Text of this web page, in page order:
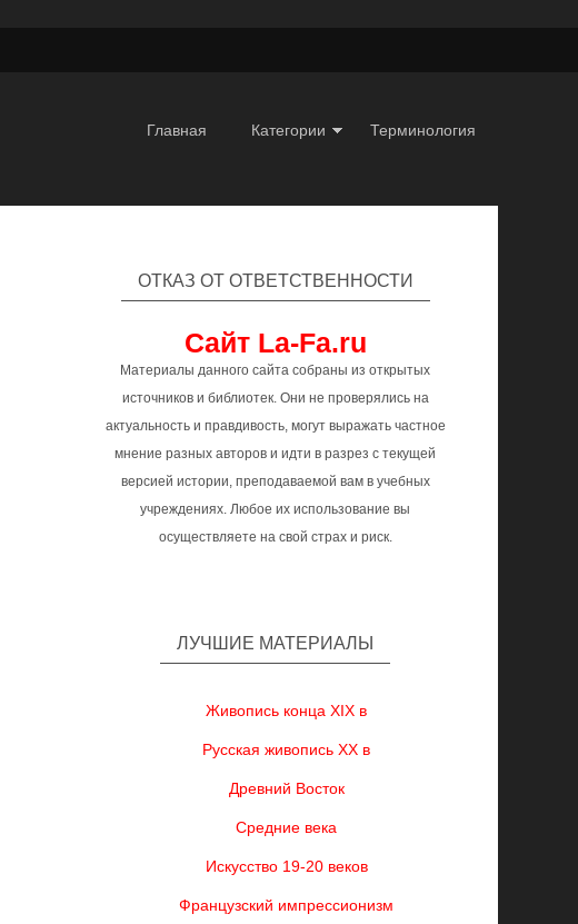
Главная Категории Терминология
ОТКАЗ ОТ ОТВЕТСТВЕННОСТИ
Сайт La-Fa.ru
Материалы данного сайта собраны из открытых
источников и библиотек. Они не проверялись на
актуальность и правдивость, могут выражать частное
мнение разных авторов и идти в разрез с текущей
версией истории, преподаваемой вам в учебных
учреждениях. Любое их использование вы
осуществляете на свой страх и риск.
ЛУЧШИЕ МАТЕРИАЛЫ
Живопись конца XIX в
Русская живопись XX в
Древний Восток
Средние века
Искусство 19-20 веков
Французский импрессионизм